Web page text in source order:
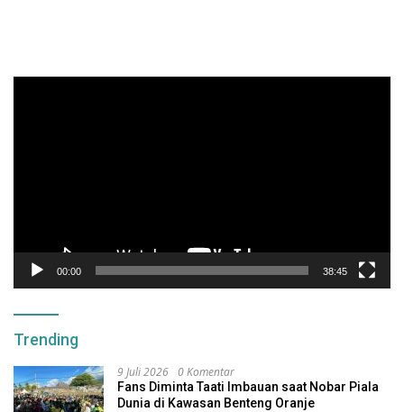
00:00 38:45
Trending
9 Juli 2026 0 Komentar
Fans Diminta Taati Imbauan saat Nobar Piala
Dunia di Kawasan Benteng Oranje